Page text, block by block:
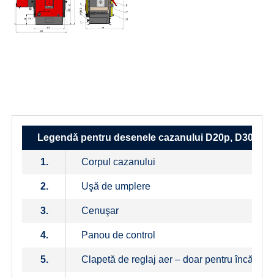
Legendă pentru desenele cazanului D20p, D30P,
1. Corpul cazanului
2. Uşă de umplere
3. Cenuşar
4. Panou de control
5. Clapetă de reglaj aer – doar pentru